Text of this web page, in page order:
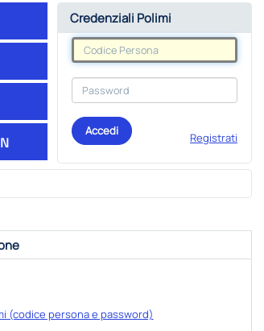
Credenziali Polimi
Accedi
Registrati
(codice persona e password)